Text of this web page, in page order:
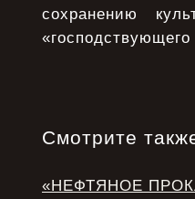
сохранению
Смотрите
«НЕФТЯНОЕ